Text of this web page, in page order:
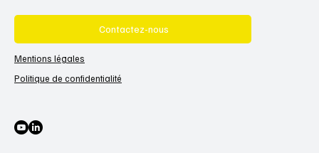
Contactez-nous
Mentions légales
Politique de confidentialité